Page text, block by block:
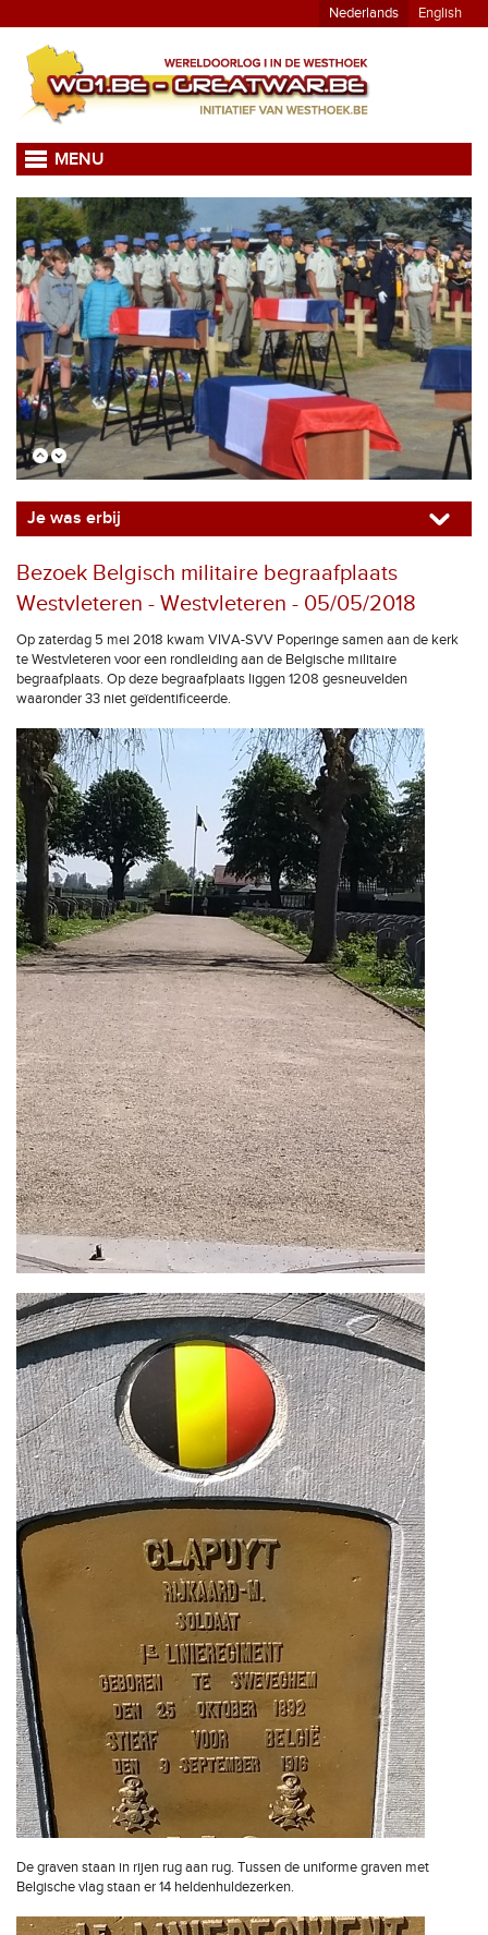
Nederlands English
MENU
Je was erbij
Bezoek Belgisch militaire begraafplaats
Westvleteren - Westvleteren - 05/05/2018
Op zaterdag 5 mei 2018 kwam VIVA-SVV Poperinge samen aan de kerk
te Westvleteren voor een rondleiding aan de Belgische militaire
begraafplaats. Op deze begraafplaats liggen 1208 gesneuvelden
waaronder 33 niet geïdentificeerde.
De graven staan in rijen rug aan rug. Tussen de uniforme graven met
Belgische vlag staan er 14 heldenhuldezerken.